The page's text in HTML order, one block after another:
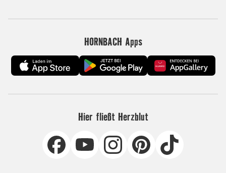
HORNBACH Apps
Hier fließt Herzblut